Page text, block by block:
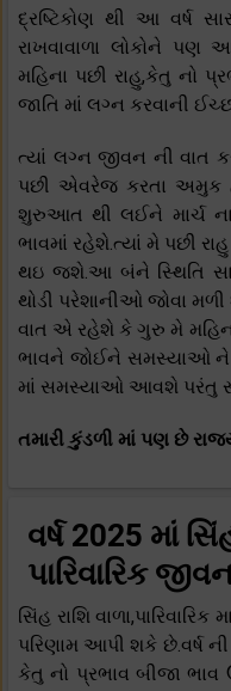
દ્રષ્ટિકોણ થી આ વર્ષ
રાખવાવાળા લોકોને પણ
મહિના પછી રાહુ,કેતુ નો
જાતિ માં લગ્ન કરવાની
ત્યાં લગ્ન જીવન ની વાત
પછી એવરેજ કરતા અમુક
શુરુઆત થી લઈને માર્ચ ના
ભાવમાં રહેશે.ત્યાં મે પછી
થઇ જશે.આ બંને સ્થિતિ
થોડી પરેશાનીઓ જોવા
વાત એ રહેશે કે ગુરુ મે
ભાવને જોઈને સમસ્યાઓ ને
માં સમસ્યાઓ આવશે પરંતુ
તમારી કુંડળી માં પણ છે
વર્ષ 2025 માં
પારિવારિક
સિંહ રાશિ
પરિણામ આપી શકે છે.વર્ષ
કેતુ નો પ્રભાવ બીજા ભાવ